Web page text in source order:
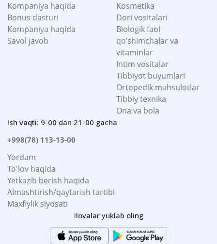
Kompaniya haqida
Bonus dasturi
Kompaniya haqida
Savol javob
Kosmetika
Dori vositalari
Biologik faol
qo’shimchalar va
vitaminlar
Intim vositalar
Tibbiyot buyumlari
Ortopedik mahsulotlar
Tibbiy texnika
Ona va bola
Ish vaqti: 9-00 dan 21-00 gacha
+998(78) 113-13-00
Yordam
To'lov haqida
Yetkazib berish haqida
Almashtirish/qaytarish tartibi
Maxfiylik siyosati
Ilovalar yuklab oling